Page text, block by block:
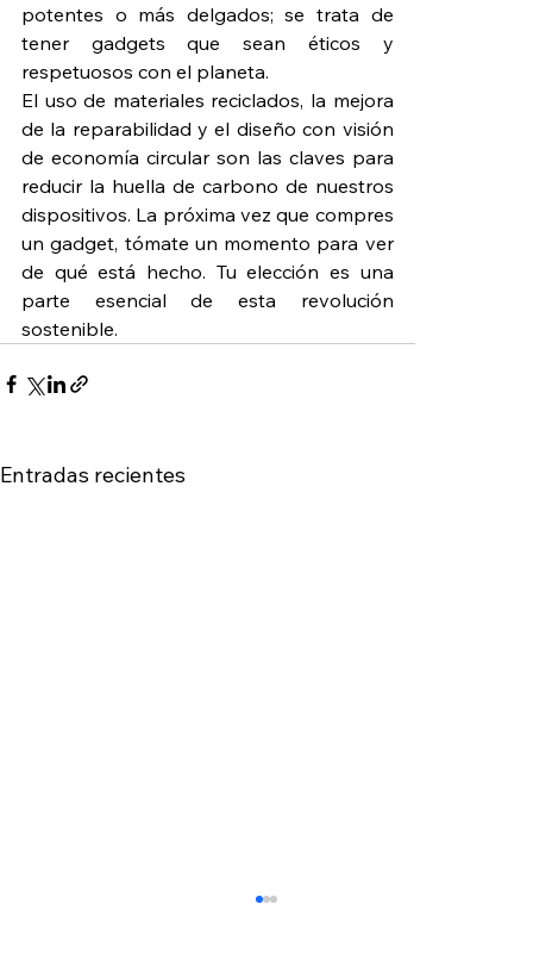
potentes o más delgados; se trata de
tener gadgets que sean éticos y
respetuosos con el planeta.
El uso de materiales reciclados, la mejora
de la reparabilidad y el diseño con visión
de economía circular son las claves para
reducir la huella de carbono de nuestros
dispositivos. La próxima vez que compres
un gadget, tómate un momento para ver
de qué está hecho. Tu elección es una
parte esencial de esta revolución
sostenible.
Entradas recientes